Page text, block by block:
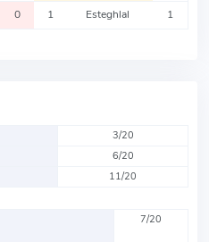
0 1 Esteghlal 1
3/20
6/20
11/20
7/20